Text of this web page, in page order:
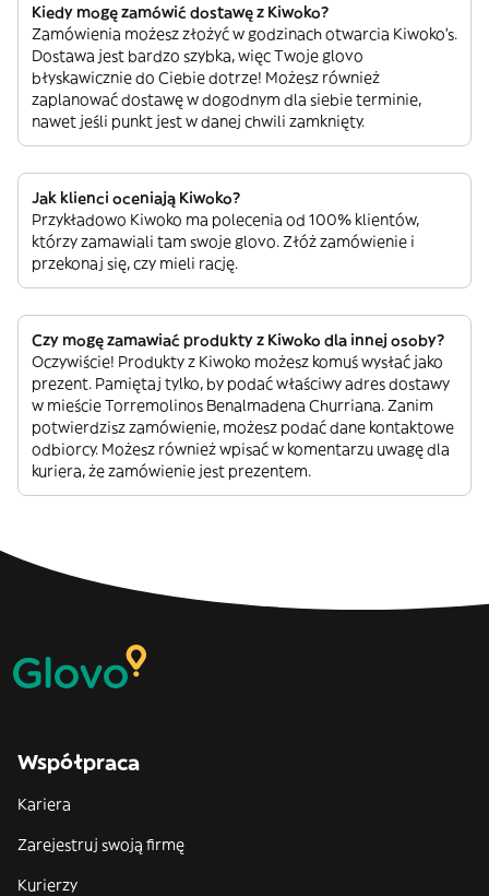
Kiedy mogę zamówić dostawę z Kiwoko?
Zamówienia możesz złożyć w godzinach otwarcia Kiwoko’s.
Dostawa jest bardzo szybka, więc Twoje glovo
błyskawicznie do Ciebie dotrze! Możesz również
zaplanować dostawę w dogodnym dla siebie terminie,
nawet jeśli punkt jest w danej chwili zamknięty.
Jak klienci oceniają Kiwoko?
Przykładowo Kiwoko ma polecenia od 100% klientów,
którzy zamawiali tam swoje glovo. Złóż zamówienie i
przekonaj się, czy mieli rację.
Czy mogę zamawiać produkty z Kiwoko dla innej osoby?
Oczywiście! Produkty z Kiwoko możesz komuś wysłać jako
prezent. Pamiętaj tylko, by podać właściwy adres dostawy
w mieście Torremolinos Benalmadena Churriana. Zanim
potwierdzisz zamówienie, możesz podać dane kontaktowe
odbiorcy. Możesz również wpisać w komentarzu uwagę dla
kuriera, że zamówienie jest prezentem.
Współpraca
Kariera
Zarejestruj swoją firmę
Kurierzy